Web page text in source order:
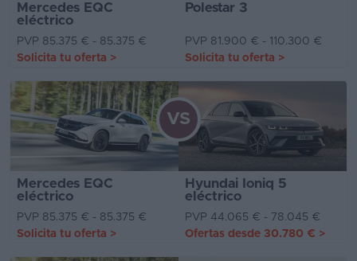
Mercedes EQC
eléctrico
Polestar 3
PVP 85.375 € - 85.375 €
PVP 81.900 € - 110.300 €
Solicita tu oferta > Solicita tu oferta >
Mercedes EQC
eléctrico
Hyundai Ioniq 5
eléctrico
VS
PVP 85.375 € - 85.375 €
PVP 44.065 € - 78.045 €
Solicita tu oferta > Ofertas desde 30.780 € >